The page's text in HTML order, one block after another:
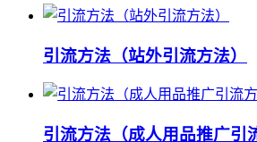
引流方法（站外引流方法）
引流方法（成人用品推广引